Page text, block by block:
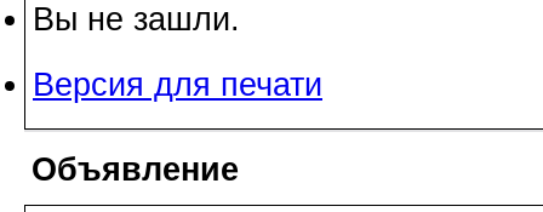
Вы не зашли.
Версия для печати
Объявление